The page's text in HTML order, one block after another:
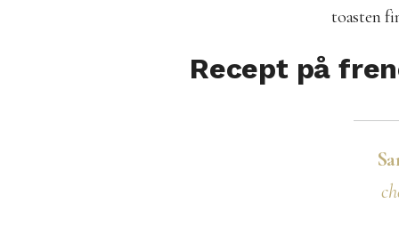
toasten
Recept på